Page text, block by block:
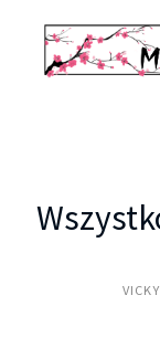
VICKY